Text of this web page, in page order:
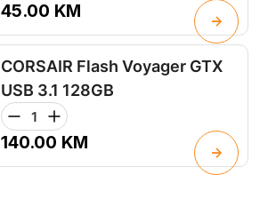
45.00 KM
CORSAIR Flash Voyager GTX
USB 3.1 128GB
140.00 KM